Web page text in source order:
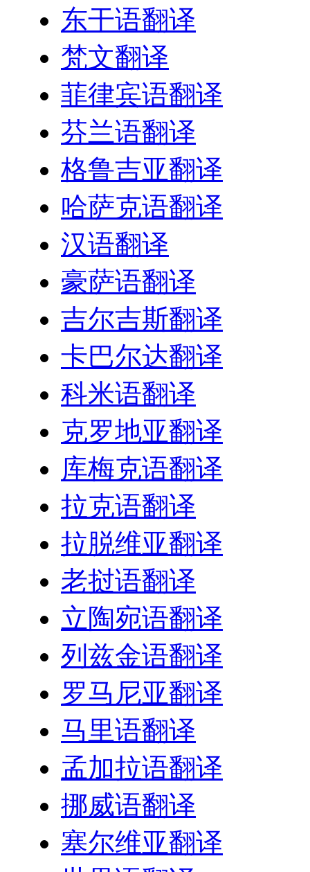
东干语翻译
梵文翻译
菲律宾语翻译
芬兰语翻译
格鲁吉亚翻译
哈萨克语翻译
汉语翻译
豪萨语翻译
吉尔吉斯翻译
卡巴尔达翻译
科米语翻译
克罗地亚翻译
库梅克语翻译
拉克语翻译
拉脱维亚翻译
老挝语翻译
立陶宛语翻译
列兹金语翻译
罗马尼亚翻译
马里语翻译
孟加拉语翻译
挪威语翻译
塞尔维亚翻译